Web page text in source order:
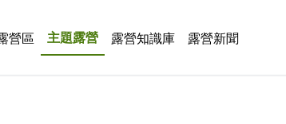
營區 主題露營 露營知識庫 露營新聞